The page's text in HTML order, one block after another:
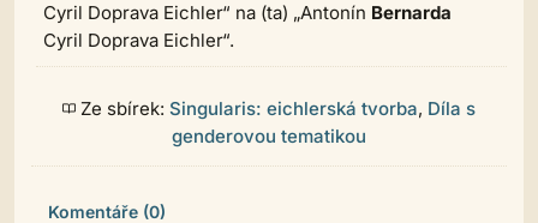
Cyril Doprava Eichler“ na (ta) „Antonín Bernarda
Cyril Doprava Eichler“.
Ze sbírek: Singularis: eichlerská tvorba, Díla s
genderovou tematikou
Komentáře (0)